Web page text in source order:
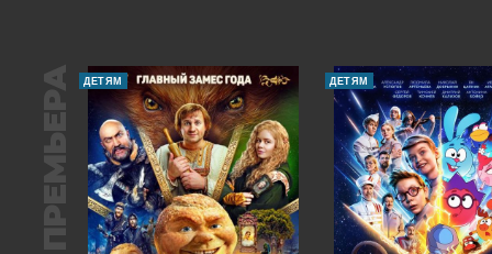
ПРЕМЬЕРА ДЕТЯМ ДЕТЯМ